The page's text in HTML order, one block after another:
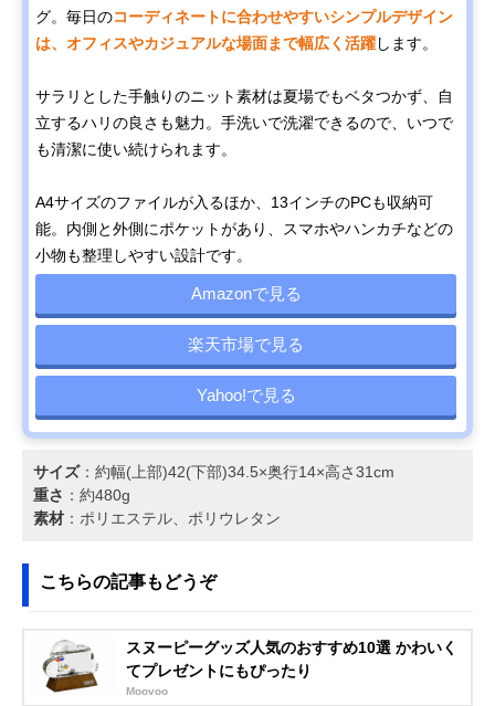
グ。毎日のコーディネートに合わせやすいシンプルデザイン
は、オフィスやカジュアルな場面まで幅広く活躍します。
サラリとした手触りのニット素材は夏場でもベタつかず、自
立するハリの良さも魅力。手洗いで洗濯できるので、いつで
も清潔に使い続けられます。
A4サイズのファイルが入るほか、13インチのPCも収納可
能。内側と外側にポケットがあり、スマホやハンカチなどの
小物も整理しやすい設計です。
Amazonで見る
楽天市場で見る
Yahoo!で見る
サイズ：約幅(上部)42(下部)34.5×奥行14×高さ31cm
重さ ：約480g
素材 ：ポリエステル、ポリウレタン
こちらの記事もどうぞ
スヌーピーグッズ人気のおすすめ10選 かわいく
てプレゼントにもぴったり
Moovoo